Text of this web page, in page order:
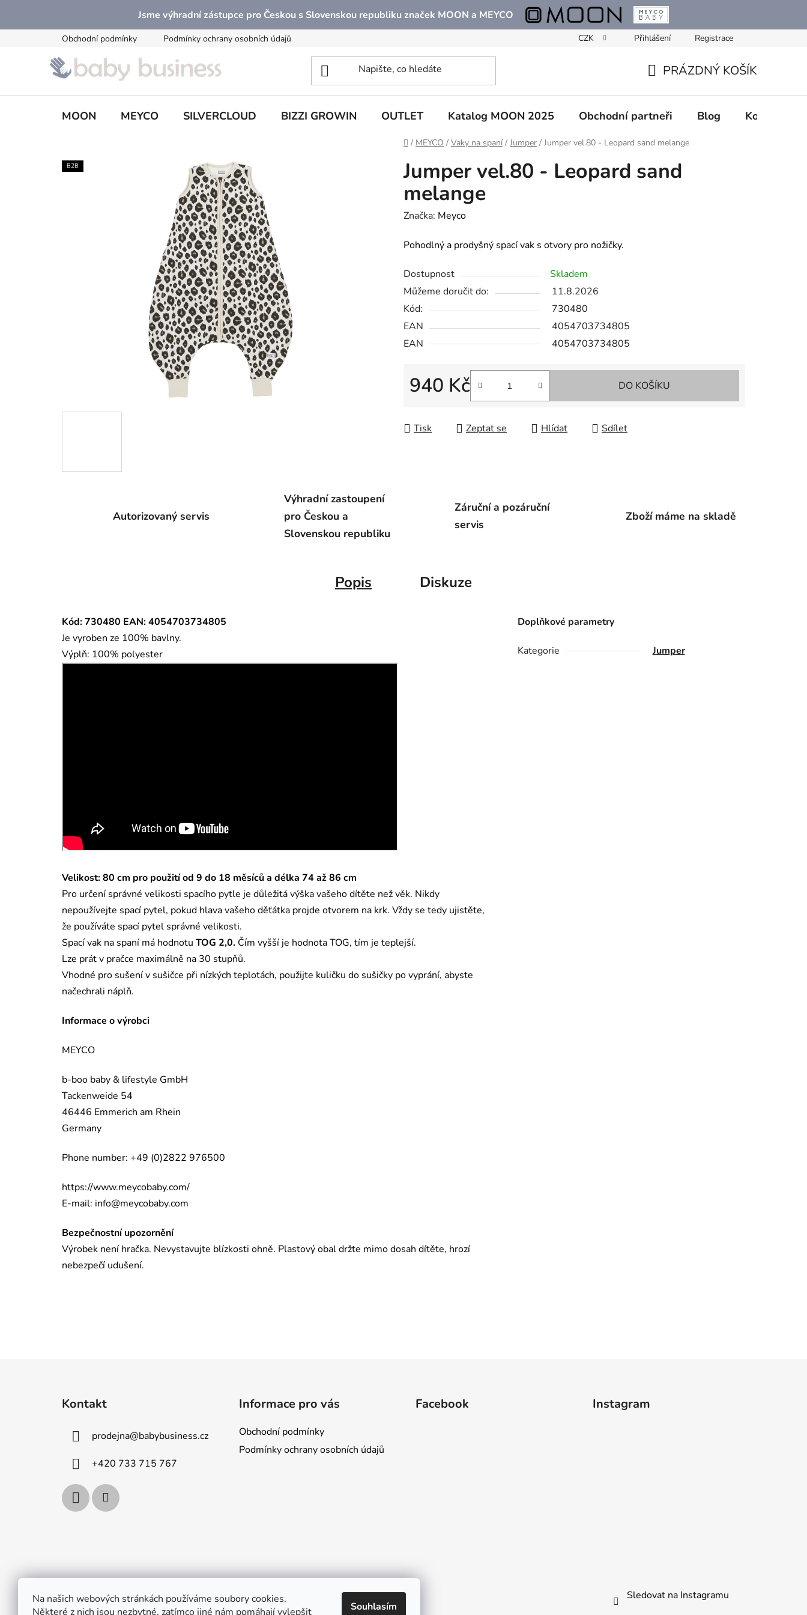
Na našich webových stránkách používáme soubory cookies.
Některé z nich jsou nezbytné, zatímco jiné nám pomáhají vylepšit
Souhlasím
obsah
Jsme výhradní zástupce pro Českou s Slovenskou republiku značek MOON a MEYCO
Obchodní podmínky Podmínky ochrany osobních údajů CZK Přihlášení Registrace
KOŠÍK
PRÁZDNÝ KOŠÍK
MOON MEYCO SILVERCLOUD BIZZI GROWIN OUTLET Katalog MOON 2025 Obchodní partneři Blog Kontakty
Domů
/ MEYCO / Vaky na spaní / Jumper / Jumper vel.80 - Leopard sand melange
Jumper vel.80 - Leopard sand
melange
Značka: Meyco
Pohodlný a prodyšný spací vak s otvory pro nožičky.
Dostupnost
Skladem
Můžeme doručit do:
11.8.2026
Kód:
730480
EAN
4054703734805
EAN
4054703734805
940 Kč DO KOŠÍKU
Tisk Zeptat se Hlídat Sdílet
B2B
Autorizovaný servis
Výhradní zastoupení
pro Českou a
Slovenskou republiku
Záruční a pozáruční
servis
Zboží máme na skladě
Popis Diskuze
Kód: 730480 EAN: 4054703734805
Je vyroben ze 100% bavlny.
Výplň: 100% polyester
Velikost: 80 cm pro použití od 9 do 18 měsíců a délka 74 až 86 cm
Pro určení správné velikosti spacího pytle je důležitá výška vašeho dítěte než věk. Nikdy
nepoužívejte spací pytel, pokud hlava vašeho děťátka projde otvorem na krk. Vždy se tedy ujistěte,
že používáte spací pytel správné velikosti.
Spací vak na spaní má hodnotu TOG 2,0. Čím vyšší je hodnota TOG, tím je teplejší.
Lze prát v pračce maximálně na 30 stupňů.
Vhodné pro sušení v sušičce při nízkých teplotách, použijte kuličku do sušičky po vyprání, abyste
načechrali náplň.
Informace o výrobci
MEYCO
b-boo baby & lifestyle GmbH
Tackenweide 54
46446 Emmerich am Rhein
Germany
Phone number: +49 (0)2822 976500
https://www.meycobaby.com/
E-mail: info@meycobaby.com
Bezpečnostní upozornění
Výrobek není hračka. Nevystavujte blízkosti ohně. Plastový obal držte mimo dosah dítěte, hrozí
nebezpečí udušení.
Doplňkové parametry
Kategorie Jumper
Kontakt
prodejna@babybusiness.cz
+420 733 715 767
Informace pro vás
Obchodní podmínky
Podmínky ochrany osobních údajů
Facebook Instagram
Sledovat na Instagramu